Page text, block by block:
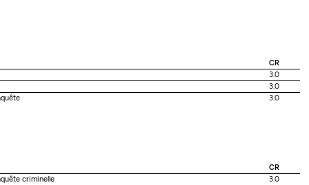
CR
3.0
3.0
3.0
CR
criminelle
3.0